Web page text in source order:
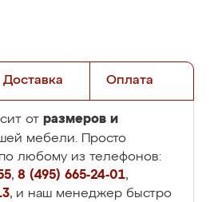
Доставка Оплата
от размеров и
мебели. Просто
любому из телефонов:
, 8 (495) 665-24-01,
, и наш менеджер быстро